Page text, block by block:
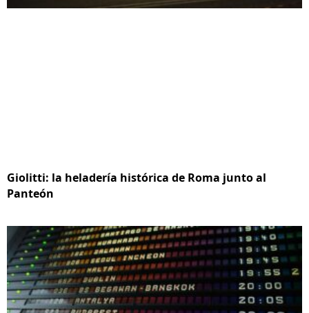
Giolitti: la heladería histórica de Roma junto al
Panteón